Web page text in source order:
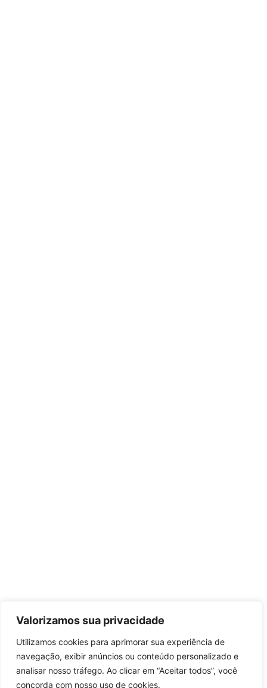
Valorizamos sua privacidade
Utilizamos cookies para aprimorar sua experiência de
navegação, exibir anúncios ou conteúdo personalizado e
analisar nosso tráfego. Ao clicar em “Aceitar todos”, você
concorda com nosso uso de cookies.